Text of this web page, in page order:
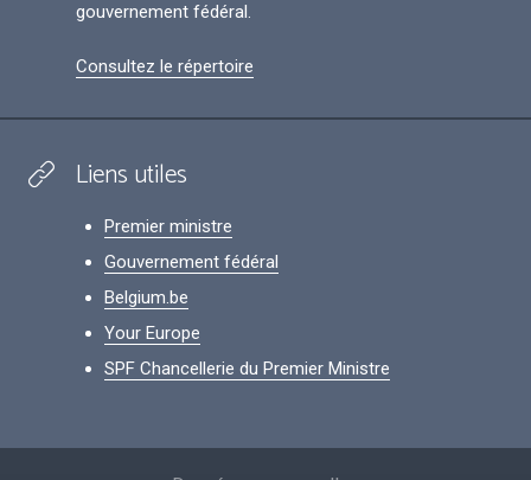
gouvernement fédéral.
Consultez le répertoire
Liens utiles
Premier ministre
Gouvernement fédéral
Belgium.be
Your Europe
SPF Chancellerie du Premier Ministre